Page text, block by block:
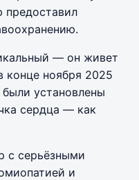
— он живет
конце ноября 2025
установлены
сердца — как
с серьёзными
и